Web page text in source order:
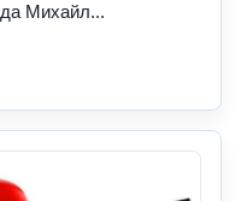
Михайл...